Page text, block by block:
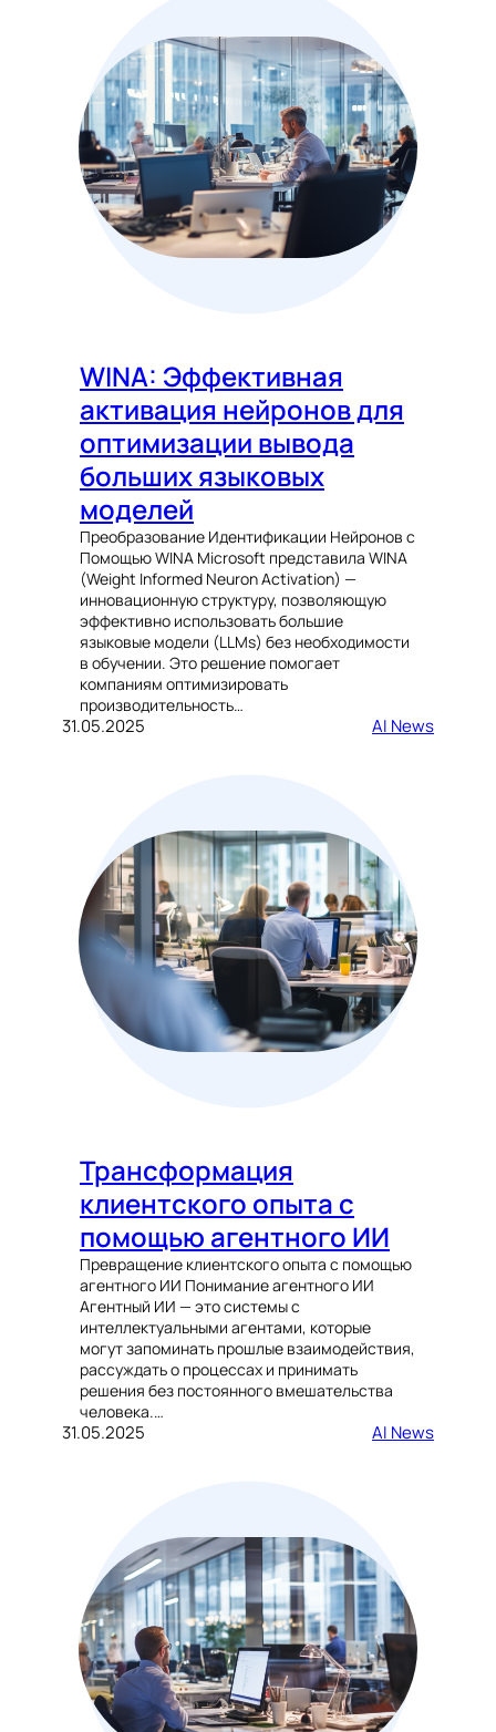
WINA: Эффективная
активация нейронов для
оптимизации вывода
больших языковых
моделей
Преобразование Идентификации Нейронов с
Помощью WINA Microsoft представила WINA
(Weight Informed Neuron Activation) —
инновационную структуру, позволяющую
эффективно использовать большие
языковые модели (LLMs) без необходимости
в обучении. Это решение помогает
компаниям оптимизировать
производительность…
31.05.2025 AI News
Трансформация
клиентского опыта с
помощью агентного ИИ
Превращение клиентского опыта с помощью
агентного ИИ Понимание агентного ИИ
Агентный ИИ — это системы с
интеллектуальными агентами, которые
могут запоминать прошлые взаимодействия,
рассуждать о процессах и принимать
решения без постоянного вмешательства
человека.…
31.05.2025 AI News